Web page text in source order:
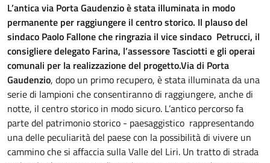
L’antica via Porta Gaudenzio è stata illuminata in modo
permanente per raggiungere il centro storico. Il plauso del
sindaco Paolo Fallone che ringrazia il vice sindaco Petrucci, il
consigliere delegato Farina, l’assessore Tasciotti e gli operai
comunali per la realizzazione del progetto.Via di Porta
Gaudenzio, dopo un primo recupero, è stata illuminata da una
serie di lampioni che consentiranno di raggiungere, anche di
notte, il centro storico in modo sicuro. L’antico percorso fa
parte del patrimonio storico - paesaggistico rappresentando
una delle peculiarità del paese con la possibilità di vivere un
cammino che si affaccia sulla Valle del Liri. Un tratto di strada